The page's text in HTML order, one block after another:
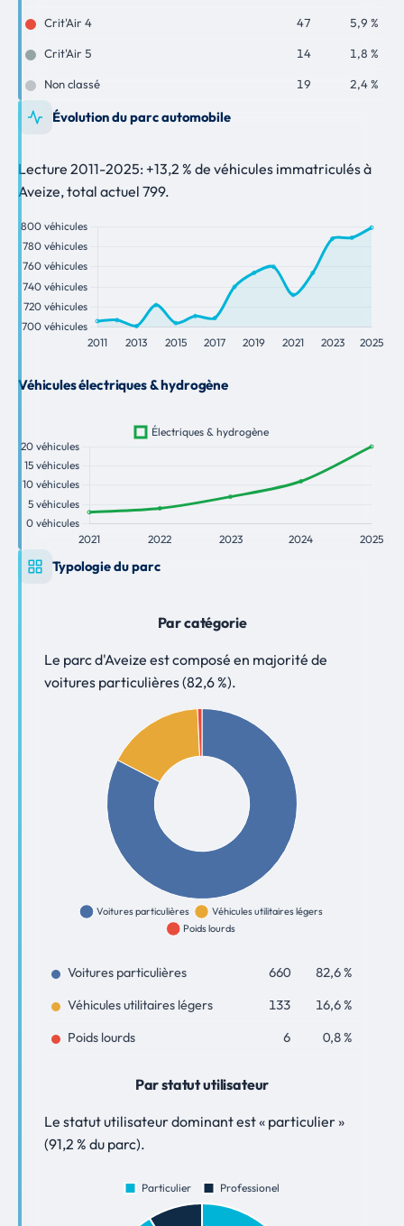
Crit'Air 4 47 5,9 %
Crit'Air 5 14 1,8 %
Non classé 19 2,4 %
Évolution du parc automobile
Lecture 2011-2025: +13,2 % de véhicules immatriculés à
Aveize, total actuel 799.
Véhicules électriques & hydrogène
Typologie du parc
Par catégorie
Le parc d'Aveize est composé en majorité de
voitures particulières (82,6 %).
Voitures particulières 660
82,6 %
Véhicules utilitaires légers
133
16,6 %
Poids lourds
6 0,8 %
Par statut utilisateur
Le statut utilisateur dominant est « particulier »
(91,2 % du parc).